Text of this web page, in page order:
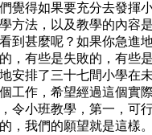
覺得如果要充分去發揮
方法，以及教學的內容
到甚麼呢？如果你急進
，有些是失敗的，有些
安排了三十七間小學在
工作，希望經過這個實
令小班教學，第一，可
，我們的願望就是這樣